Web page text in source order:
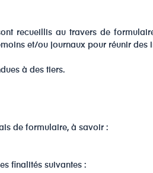
recueillis au travers de
et/ou journaux pour réunir des
à des tiers.
de formulaire, à savoir :
finalités suivantes :